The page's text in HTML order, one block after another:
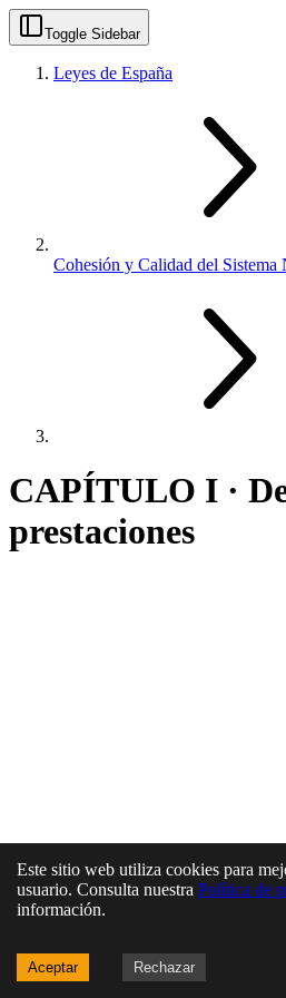
Toggle Sidebar
Leyes de España
Cohesión y Calidad del Sistema
CAPÍTULO I ·
prestaciones
Este sitio web utiliza cookies para
usuario. Consulta nuestra Política de
información.
Aceptar Rechazar